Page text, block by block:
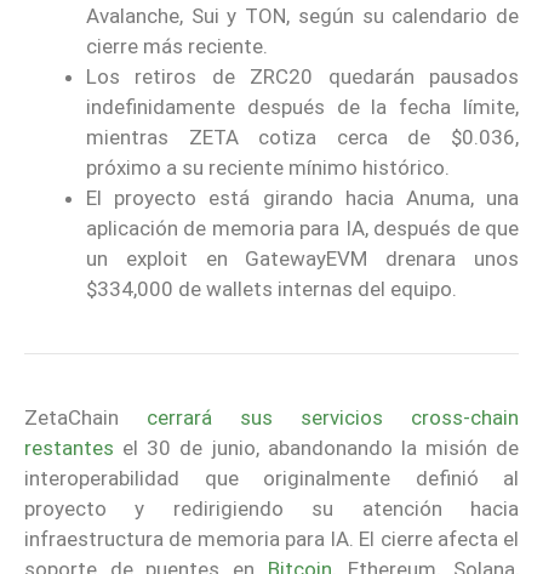
Avalanche, Sui y TON, según su calendario de
cierre más reciente.
Los retiros de ZRC20 quedarán pausados
indefinidamente después de la fecha límite,
mientras ZETA cotiza cerca de $0.036,
próximo a su reciente mínimo histórico.
El proyecto está girando hacia Anuma, una
aplicación de memoria para IA, después de que
un exploit en GatewayEVM drenara unos
$334,000 de wallets internas del equipo.
ZetaChain cerrará sus servicios cross-chain
restantes el 30 de junio, abandonando la misión de
interoperabilidad que originalmente definió al
proyecto y redirigiendo su atención hacia
infraestructura de memoria para IA. El cierre afecta el